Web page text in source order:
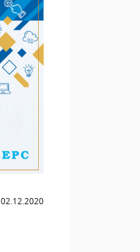
02.12.2020